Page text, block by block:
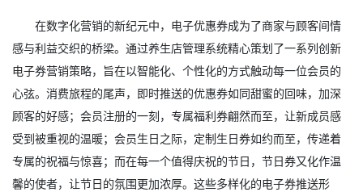
在数字化营销的新纪元中，电子优惠券成为了商家与顾客间情
感与利益交织的桥梁。通过养生店管理系统精心策划了一系列创新
电子券营销策略，旨在以智能化、个性化的方式触动每一位会员的
心弦。消费旅程的尾声，即时推送的优惠券如同甜蜜的回味，加深
顾客的好感；会员注册的一刻，专属福利券翩然而至，让新成员感
受到被重视的温暖；会员生日之际，定制生日券如约而至，传递着
专属的祝福与惊喜；而在每一个值得庆祝的节日，节日券又化作温
馨的使者，让节日的氛围更加浓厚。这些多样化的电子券推送形